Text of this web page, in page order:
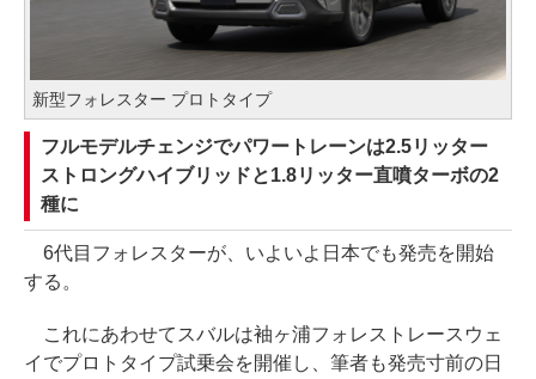
新型フォレスター プロトタイプ
フルモデルチェンジでパワートレーンは2.5リッター
ストロングハイブリッドと1.8リッター直噴ターボの2
種に
6代目フォレスターが、いよいよ日本でも発売を開始
する。
これにあわせてスバルは袖ヶ浦フォレストレースウェ
イでプロトタイプ試乗会を開催し、筆者も発売寸前の日